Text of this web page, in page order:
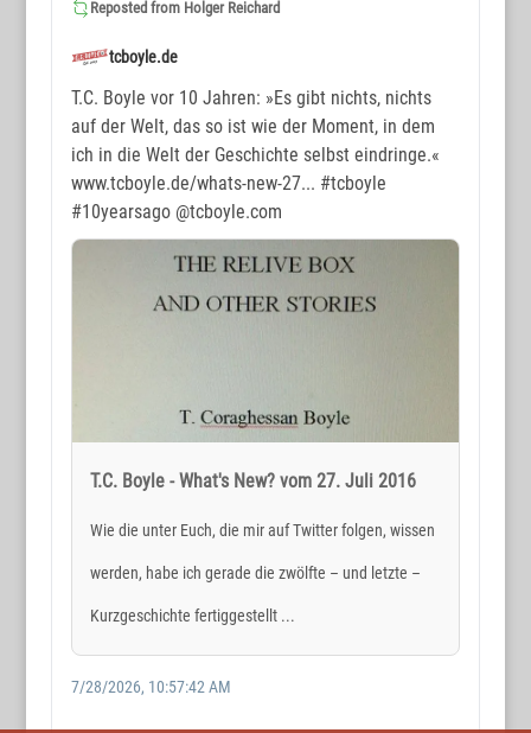
Reposted from Holger Reichard
tcboyle.de
T.C. Boyle vor 10 Jahren: »Es gibt nichts, nichts
auf der Welt, das so ist wie der Moment, in dem
ich in die Welt der Geschichte selbst eindringe.«
www.tcboyle.de/whats-new-27... #tcboyle
#10yearsago@tcboyle.com
T.C. Boyle - What's New? vom 27. Juli 2016
Wie die unter Euch, die mir auf Twitter folgen, wissen
werden, habe ich gerade die zwölfte – und letzte –
Kurzgeschichte fertiggestellt ...
7/28/2026, 10:57:42 AM
Buchvorstellungen und Beobachtungen
www.wortmax.com
Das Kreativ-Netzwerk
KONTAKT
www.wortmax.net
Holger Reichard
SOCIAL MEDIA